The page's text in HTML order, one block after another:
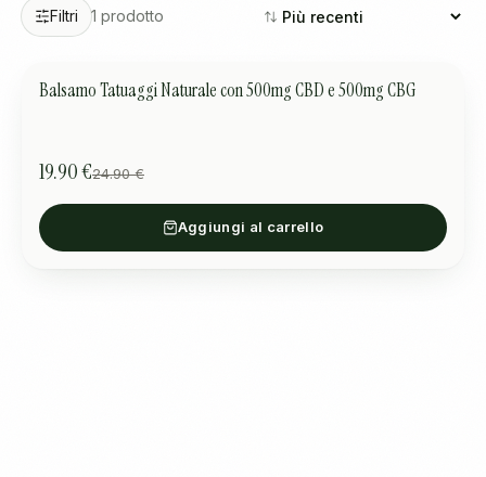
Filtri 1 prodotto
CURA DELLA PELLE OFFERTA
Balsamo Tatuaggi Naturale con 500mg CBD e 500mg CBG
19.90 €24.90 €
Aggiungi al carrello